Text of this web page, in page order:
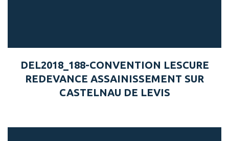
DEL2018_188-CONVENTION LESCURE
REDEVANCE ASSAINISSEMENT SUR
CASTELNAU DE LEVIS